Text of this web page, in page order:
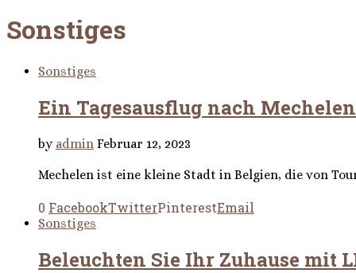
Sonstiges
Sonstiges
Ein Tagesausflug nach Mechelen
by admin Februar 12, 2023
Mechelen ist eine kleine Stadt in Belgien, die von
0 FacebookTwitterPinterestEmail
Sonstiges
Beleuchten Sie Ihr Zuhause mit